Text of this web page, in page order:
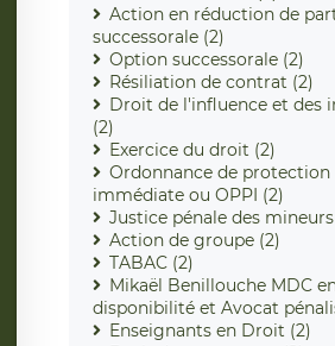
Action en réduction de
successorale (2)
Option successorale (2)
Résiliation de contrat (2)
Droit de l'influence et des
(2)
Exercice du droit (2)
Ordonnance de
immédiate ou OPPI (2)
Justice pénale des
Action de groupe (2)
TABAC (2)
Mikaël Benillouche MDC
disponibilité et Avocat
Enseignants en Droit (2)